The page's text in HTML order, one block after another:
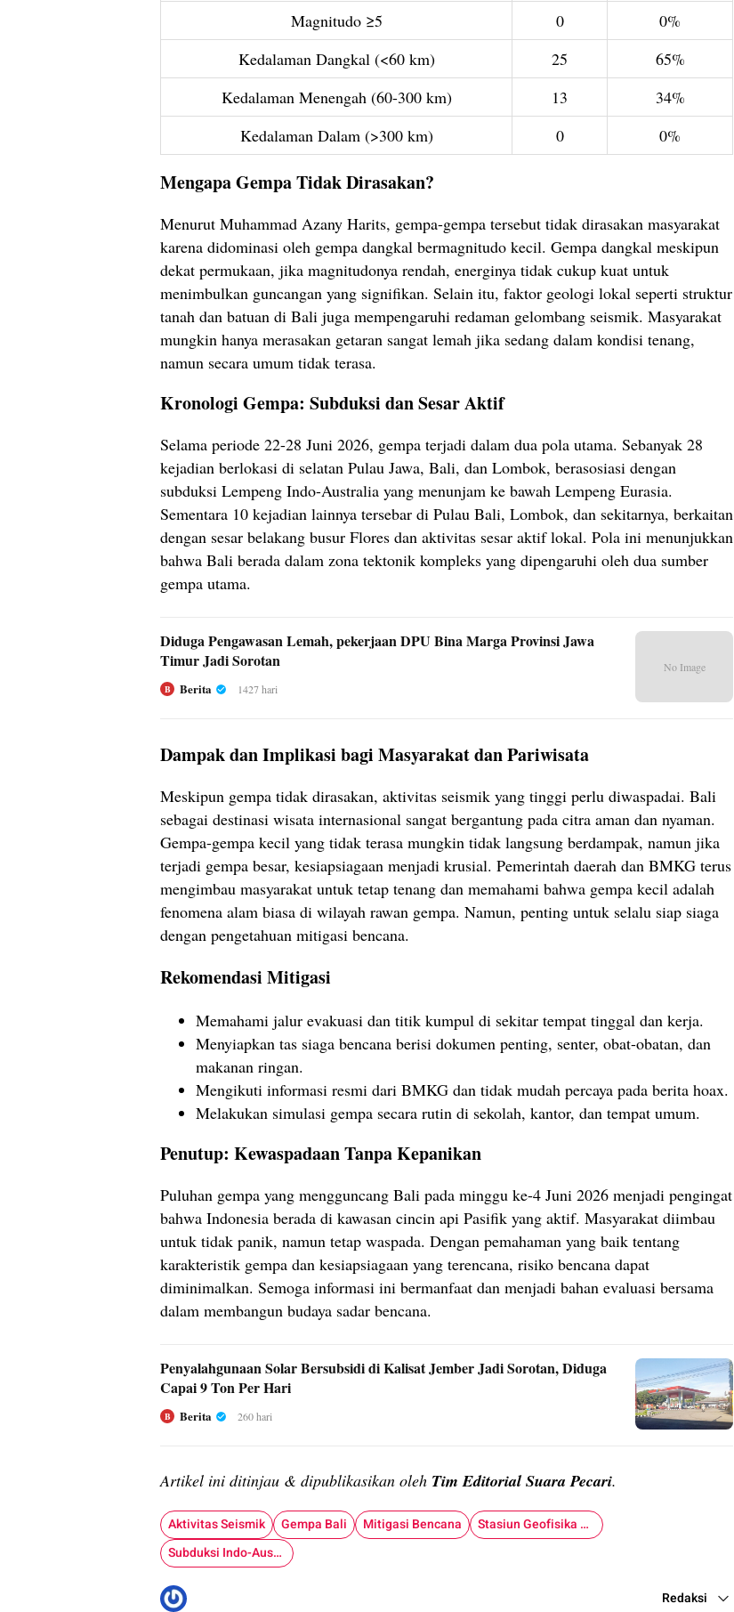
Magnitudo ≥5
0
0%
Kedalaman Dangkal (<60 km)
25
65%
Kedalaman Menengah (60-300 km)
13
34%
Kedalaman Dalam (>300 km)
0 0%
Mengapa Gempa Tidak Dirasakan?
Menurut Muhammad Azany Harits, gempa-gempa tersebut tidak dirasakan masyarakat
karena didominasi oleh gempa dangkal bermagnitudo kecil. Gempa dangkal meskipun
dekat permukaan, jika magnitudonya rendah, energinya tidak cukup kuat untuk
menimbulkan guncangan yang signifikan. Selain itu, faktor geologi lokal seperti struktur
tanah dan batuan di Bali juga mempengaruhi redaman gelombang seismik. Masyarakat
mungkin hanya merasakan getaran sangat lemah jika sedang dalam kondisi tenang,
namun secara umum tidak terasa.
Kronologi Gempa: Subduksi dan Sesar Aktif
Selama periode 22-28 Juni 2026, gempa terjadi dalam dua pola utama. Sebanyak 28
kejadian berlokasi di selatan Pulau Jawa, Bali, dan Lombok, berasosiasi dengan
subduksi Lempeng Indo-Australia yang menunjam ke bawah Lempeng Eurasia.
Sementara 10 kejadian lainnya tersebar di Pulau Bali, Lombok, dan sekitarnya, berkaitan
dengan sesar belakang busur Flores dan aktivitas sesar aktif lokal. Pola ini menunjukkan
bahwa Bali berada dalam zona tektonik kompleks yang dipengaruhi oleh dua sumber
gempa utama.
Diduga Pengawasan Lemah, pekerjaan DPU Bina Marga Provinsi Jawa
Timur Jadi Sorotan
B Berita 1427 hari
No Image
Dampak dan Implikasi bagi Masyarakat dan Pariwisata
Meskipun gempa tidak dirasakan, aktivitas seismik yang tinggi perlu diwaspadai. Bali
sebagai destinasi wisata internasional sangat bergantung pada citra aman dan nyaman.
Gempa-gempa kecil yang tidak terasa mungkin tidak langsung berdampak, namun jika
terjadi gempa besar, kesiapsiagaan menjadi krusial. Pemerintah daerah dan BMKG terus
mengimbau masyarakat untuk tetap tenang dan memahami bahwa gempa kecil adalah
fenomena alam biasa di wilayah rawan gempa. Namun, penting untuk selalu siap siaga
dengan pengetahuan mitigasi bencana.
Rekomendasi Mitigasi
Memahami jalur evakuasi dan titik kumpul di sekitar tempat tinggal dan kerja.
Menyiapkan tas siaga bencana berisi dokumen penting, senter, obat-obatan, dan
makanan ringan.
Mengikuti informasi resmi dari BMKG dan tidak mudah percaya pada berita hoax.
Melakukan simulasi gempa secara rutin di sekolah, kantor, dan tempat umum.
Penutup: Kewaspadaan Tanpa Kepanikan
Puluhan gempa yang mengguncang Bali pada minggu ke-4 Juni 2026 menjadi pengingat
bahwa Indonesia berada di kawasan cincin api Pasifik yang aktif. Masyarakat diimbau
untuk tidak panik, namun tetap waspada. Dengan pemahaman yang baik tentang
karakteristik gempa dan kesiapsiagaan yang terencana, risiko bencana dapat
diminimalkan. Semoga informasi ini bermanfaat dan menjadi bahan evaluasi bersama
dalam membangun budaya sadar bencana.
Penyalahgunaan Solar Bersubsidi di Kalisat Jember Jadi Sorotan, Diduga
Capai 9 Ton Per Hari
B Berita 260 hari
Artikel ini ditinjau & dipublikasikan oleh Tim Editorial Suara Pecari.
Aktivitas Seismik Gempa Bali Mitigasi Bencana
Stasiun Geofisika Denpasar
Subduksi Indo-Australia
Redaksi